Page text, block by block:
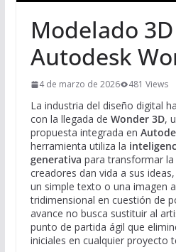
Modelado
Autodesk
4 de marzo de 2026 481 Views
La industria del diseño digital
con la llegada de Wonder 3D,
propuesta integrada en
herramienta utiliza la
generativa para transformar
creadores dan vida a sus
un simple texto o una imagen
tridimensional en cuestión de
avance no busca sustituir al
punto de partida ágil que
iniciales en cualquier proyecto